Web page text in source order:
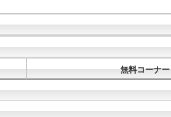
無料コーナー